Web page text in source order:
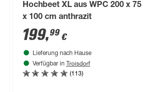
Hochbeet XL aus WPC 200 x 75
x 100 cm anthrazit
199,99€
Lieferung nach Hause
Verfügbar in Troisdorf
(113)